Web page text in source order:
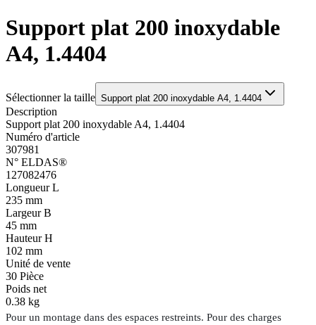
Support plat 200 inoxydable
A4, 1.4404
Sélectionner la taille Support plat 200 inoxydable A4, 1.4404
Description
Support plat 200 inoxydable A4, 1.4404
Numéro d'article
307981
N° ELDAS®
127082476
Longueur L
235 mm
Largeur B
45 mm
Hauteur H
102 mm
Unité de vente
30 Pièce
Poids net
0.38 kg
Pour un montage dans des espaces restreints. Pour des charges